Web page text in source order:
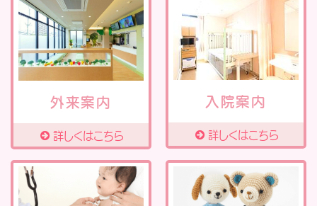
外来案内
詳しくはこちら
入院案内
詳しくはこちら